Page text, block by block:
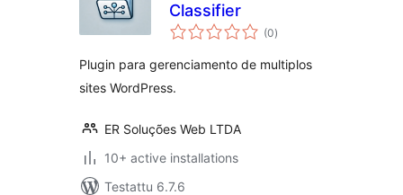
Classifier
(0arvosanat
yhteensä
)
Plugin para gerenciamento de multiplos
sites WordPress.
ER Soluções Web LTDA
10+ active installations
Testattu 6.7.6